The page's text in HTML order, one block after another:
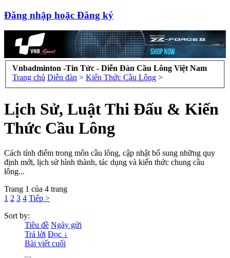
Đăng nhập hoặc Đăng ký
Vnbadminton -Tin Tức - Diễn Đàn Cầu Lông Việt Nam
Trang chủ Diễn đàn > Kiến Thức Cầu Lông >
Lịch Sử, Luật Thi Đấu & Kiến
Thức Cầu Lông
Cách tính điểm trong môn cầu lông, cập nhật bổ sung những quy
định mới, lịch sử hình thành, tác dụng và kiến thức chung cầu
lông...
Trang 1 của 4 trang
1 2 3 4 Tiếp >
Sort by:
Tiêu đề Ngày gửi
Trả lời Đọc ↓
Bài viết cuối